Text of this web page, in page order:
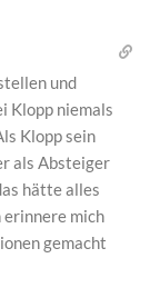
und
Klopp niemals
Klopp sein
als Absteiger
hätte alles
erinnere mich
gemacht